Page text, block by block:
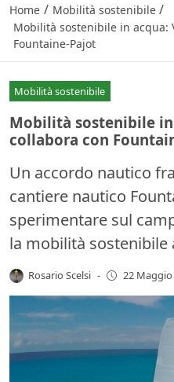
Home / Mobilità sostenibile /
Mobilità sostenibile in acqua:
Fountaine-Pajot
Mobilità sostenibile
Mobilità sostenibile
collabora con
Un accordo nautico
cantiere nautico
sperimentare sul
la mobilità sostenibile
Rosario Scelsi - 22 Maggio